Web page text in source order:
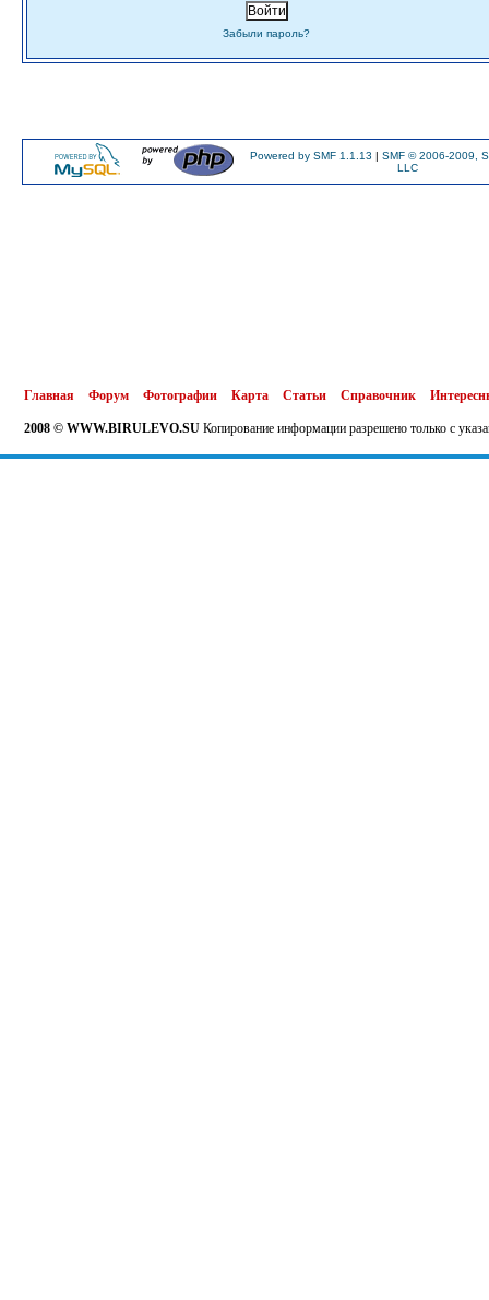
Забыли пароль?
Powered by SMF 1.1.13 | SMF © 2006-2009,
LLC
Главная Форум Фотографии Карта Статьи Справочник
2008 © WWW.BIRULEVO.SU Копирование информации разрешено только с